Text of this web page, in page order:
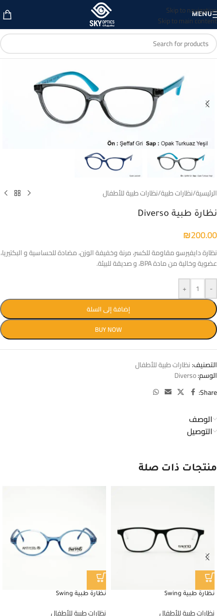
Skip to navigation
Skip to main content
MENU
الرئيسية/نظارات طبية/نظارات طبية للأطفال
نظارة طبية Diverso
₪200.00
نظارة دايفيرسو مقاومة للكسر، مرنة وخفيفة الوزن، مضادة للحساسية و البكتيريا،
عضوية وخالية من مادة BPA، و صديقة للبيئة.
-
+
إضافة إلى السلة
BUY NOW
التصنيف:نظارات طبية للأطفال
الوسم:Diverso
Share:
الوصف
التوصيل
منتجات ذات صلة
نظارة طبية Swing
نظارات طبية للأطفال
نظارة طبية Swing
نظارات طبية للأطفال